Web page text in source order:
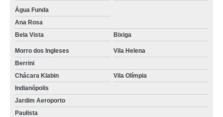
Água Funda
Ana Rosa
Bela Vista
Bixiga
Morro dos Ingleses
Vila Helena
Berrini
Chácara Klabin
Vila Olímpia
Indianópolis
Jardim Aeroporto
Paulista